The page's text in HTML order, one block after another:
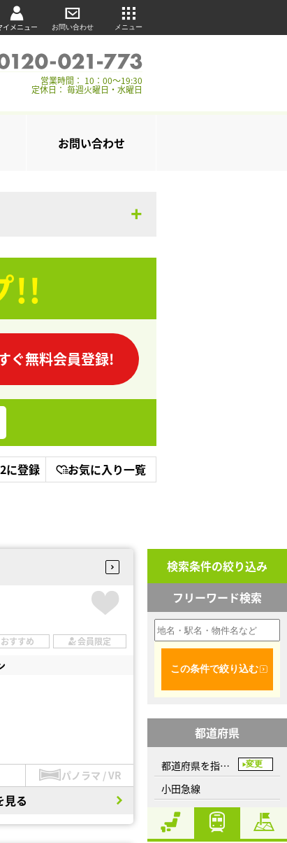
イメニュー お問い合わせ メニュー
営業時間： 10：00～19:30
定休日： 毎週火曜日・水曜日
お問い合わせ
!!
ぐ無料会員登録!
に登録 お気に入り一覧
おすすめ 会員限定
パノラマ / VR
見る
検索条件の絞り込み
フリーワード検索
この条件で絞り込む
都道府県
都道府県を指定してください 変更
小田急線